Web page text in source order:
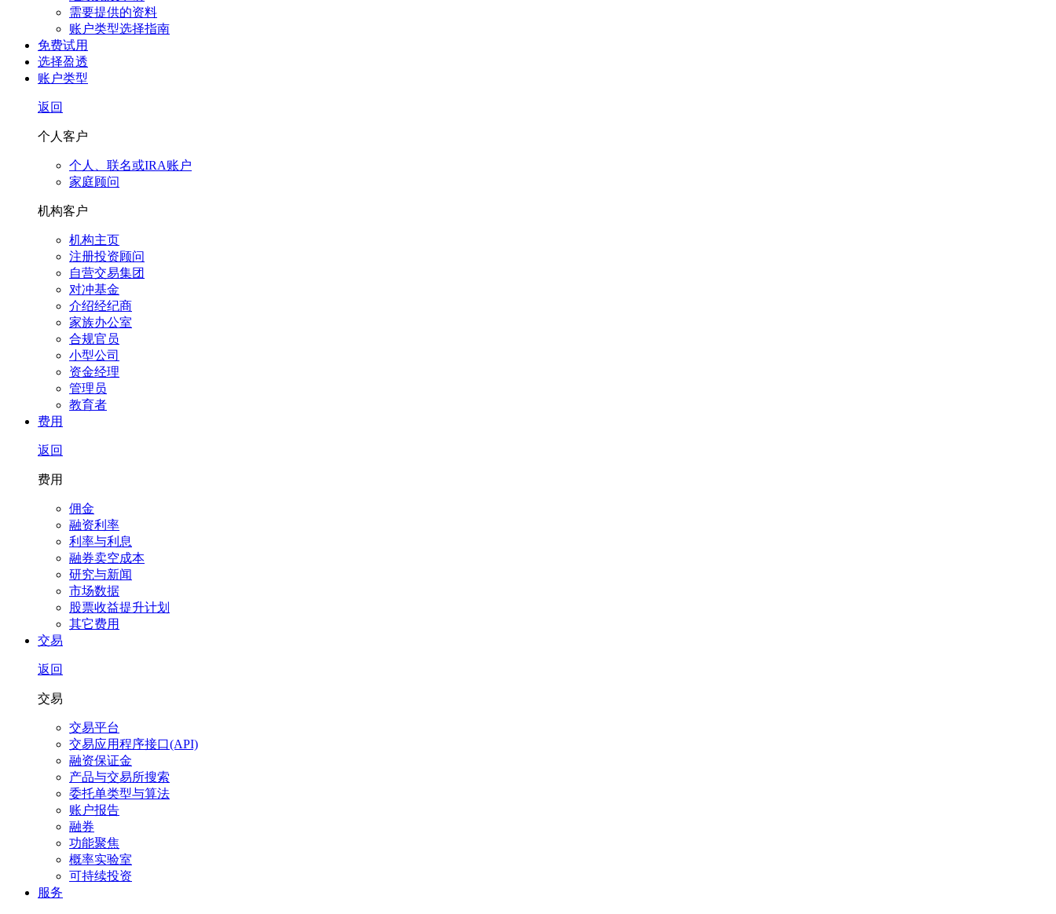
需要提供的资料
账户类型选择指南
免费试用
选择盈透
账户类型
返回
个人客户
个人、联名或IRA账户
家庭顾问
机构客户
机构主页
注册投资顾问
自营交易集团
对冲基金
介绍经纪商
家族办公室
合规官员
小型公司
资金经理
管理员
教育者
费用
返回
费用
佣金
融资利率
利率与利息
融券卖空成本
研究与新闻
市场数据
股票收益提升计划
其它费用
交易
返回
交易
交易平台
交易应用程序接口(API)
融资保证金
产品与交易所搜索
委托单类型与算法
账户报告
融券
功能聚焦
概率实验室
可持续投资
服务